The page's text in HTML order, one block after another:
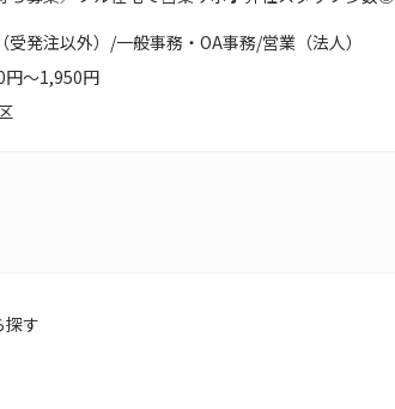
受発注以外）/一般事務・OA事務/営業（法人）
円～1,950円
探す